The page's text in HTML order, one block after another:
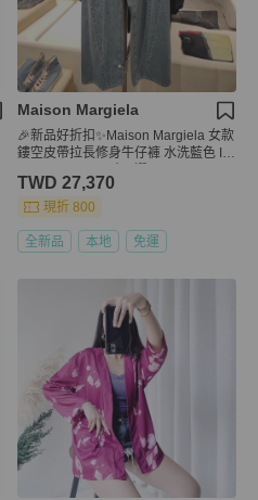
Maison Margiela
🎉新品好折扣✨Maison Margiela 女款
鏤空皮帶拉長修身牛仔褲 水洗藍色 IT
TWD 27,370
現折 800
全新品 本地 免運